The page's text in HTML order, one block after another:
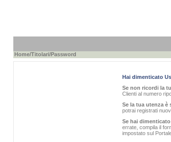
Home/Titolari/Password
Hai dimenticato
Se non ricordi la
Clienti al numero
Se la tua utenza è
potrai registrati
Se hai
errate, compila il
impostato sul